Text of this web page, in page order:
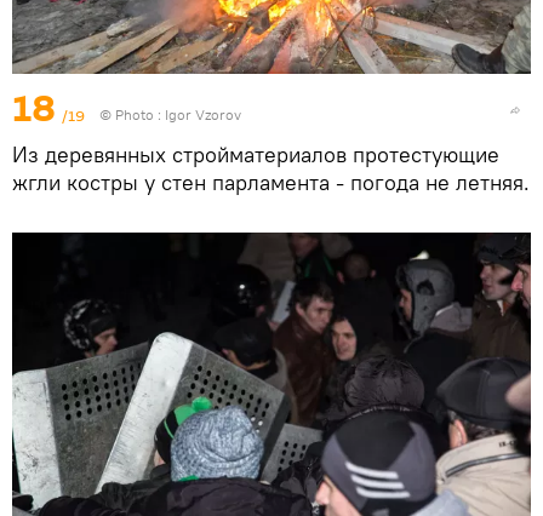
18 /19 © Photo : Igor Vzorov
Из деревянных стройматериалов протестующие
жгли костры у стен парламента - погода не летняя.